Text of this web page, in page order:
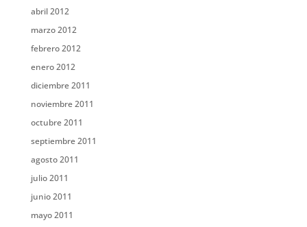
abril 2012
marzo 2012
febrero 2012
enero 2012
diciembre 2011
noviembre 2011
octubre 2011
septiembre 2011
agosto 2011
julio 2011
junio 2011
mayo 2011